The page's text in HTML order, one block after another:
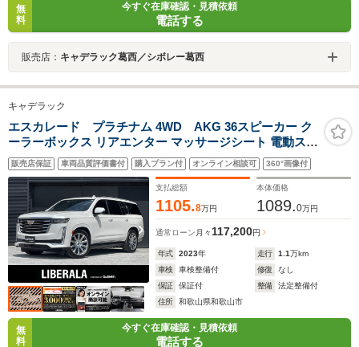
無
料
今すぐ在庫確認・見積依頼
電話する
販売店： キャデラック葛西／シボレー葛西
キャデラック
エスカレード プラチナム 4WD AKG 36スピーカー ク
ーラーボックス リアエンター マッサージシート 電動ステ
ップ 純正22AW ディスプレイオーディオ Applecar Play
全方位カメラ 電動バックドア 黒革 シートヒーター 前後
ドラレコ LED ETC
販売店保証 車両品質評価書付 購入プラン付 オンライン相談可 360°画像付
支払総額
1105.8万円
本体価格
1089.0万円
通常ローン 月々117,200円
年式 2023年 走行 1.1万km
車検
車検整備付 修復
なし
保証
保証付 整備
法定整備付
住所
和歌山県和歌山市
無
料
今すぐ在庫確認・見積依頼
電話する